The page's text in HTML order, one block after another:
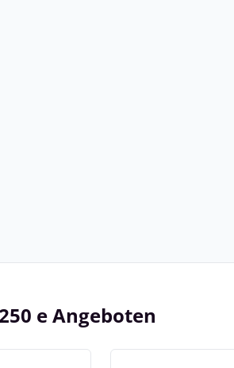
e Angeboten